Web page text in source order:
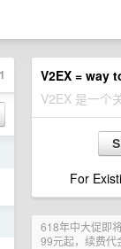
V2EX = way
V2EX 是一个
For
618年中大促即
99元起，续费代